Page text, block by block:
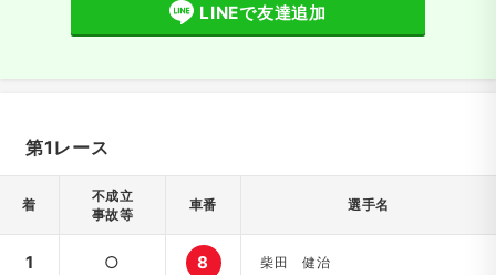
LINEで友達追加
第1レース
着
不成立
事故等
車番 選手名
1 ○ 8 柴田 健治